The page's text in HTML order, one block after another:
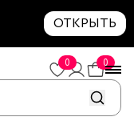
ОТКРЫТЬ
0 0